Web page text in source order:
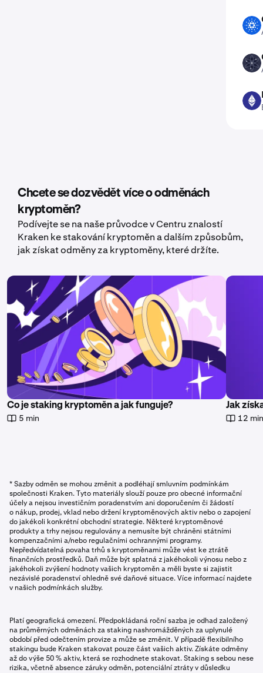
ADA
ATOM
ETH
Chcete se dozvědět více o odměnách
kryptoměn?
Podívejte se na naše průvodce v Centru znalostí
Kraken ke stakování kryptoměn a dalším způsobům,
jak získat odměny za kryptoměny, které držíte.
Co je staking kryptoměn a jak funguje?
5 min
Jak
12
* Sazby odměn se mohou změnit a podléhají smluvním podmínkám
společnosti Kraken. Tyto materiály slouží pouze pro obecné informační
účely a nejsou investičním poradenstvím ani doporučením či žádostí
o nákup, prodej, vklad nebo držení kryptoměnových aktiv nebo o zapojení
do jakékoli konkrétní obchodní strategie. Některé kryptoměnové
produkty a trhy nejsou regulovány a nemusíte být chráněni státními
kompenzačními a/nebo regulačními ochrannými programy.
Nepředvídatelná povaha trhů s kryptoměnami může vést ke ztrátě
finančních prostředků. Daň může být splatná z jakéhokoli výnosu nebo z
jakéhokoli zvýšení hodnoty vašich kryptoměn a měli byste si zajistit
nezávislé poradenství ohledně své daňové situace. Více informací najdete
v našich podmínkách služby.
Platí geografická omezení. Předpokládaná roční sazba je odhad založený
na průměrných odměnách za staking nashromážděných za uplynulé
období před odečtením provize a může se změnit. V případě flexibilního
stakingu bude Kraken stakovat pouze část vašich aktiv. Získáte odměny
až do výše 50 % aktiv, která se rozhodnete stakovat. Staking s sebou nese
rizika, včetně absence záruky odměn, potenciální ztráty v důsledku